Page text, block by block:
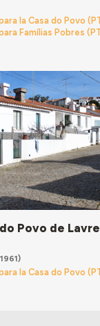
la Casa do Povo
Famílias Pobres
Povo de
la Casa do Povo